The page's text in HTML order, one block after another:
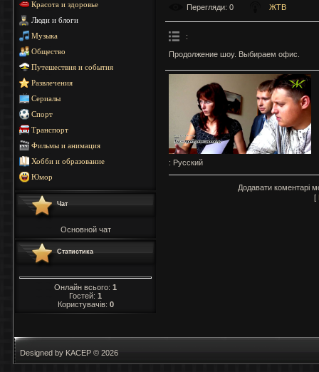
Красота и здоровье
Люди и блоги
Музыка
Общество
Путешествия и события
Развлечения
Сериалы
Спорт
Транспорт
Фильмы и анимация
Хобби и образование
Юмор
Чат
Основной чат
Статистика
Онлайн всього: 1
Гостей: 1
Користувачів: 0
Перегляди: 0 ЖТВ
:
Продолжение шоу. Выбираем офис.
: Русский
Додавати коментарі
[
Designed by KACEP © 2026